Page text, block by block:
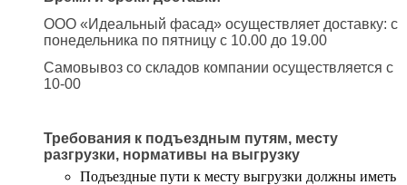
ООО «Идеальный фасад» осуществляет доставку: с
понедельника по пятницу с 10.00 до 19.00
Самовывоз со складов компании осуществляется с
10-00
Требования к подъездным путям, месту
разгрузки, нормативы на выгрузку
Подъездные пути к месту выгрузки должны иметь